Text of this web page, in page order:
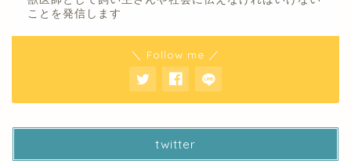
ことを発信します
＼ Follow me ／
twitter